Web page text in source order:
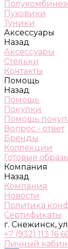
Пуховики
Туники
Аксессуары
Назад
Аксессуары
Стельки
Контакты
Помощь
Назад
Помощь
Покупки
Помощь
Вопрос - ответ
Бренды
Коллекции
Готовые
Компания
Назад
Компания
Новости
Политика
Сертификаты
г. Снежинск,
+7 (932) 113 16
Личный